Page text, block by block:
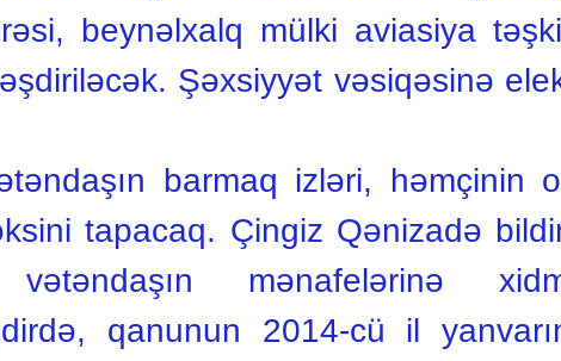
beynəlxalq mülki aviasiya
Şəxsiyyət vəsiqəsinə
barmaq izləri, həmçinin
tapacaq. Çingiz Qənizadə
mənafelərinə
qanunun 2014-cü il